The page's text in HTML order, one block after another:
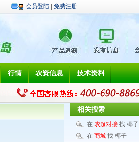
会员登陆 免费注册
行情 农资信息 技术资料
相关搜索
在 农超对接 找 椰子
在 商城 找 椰子